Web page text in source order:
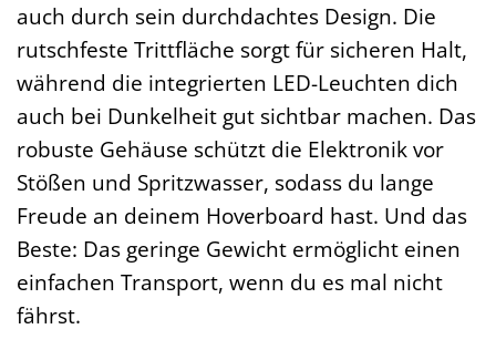
auch durch sein durchdachtes Design. Die
rutschfeste Trittfläche sorgt für sicheren Halt,
während die integrierten LED-Leuchten dich
auch bei Dunkelheit gut sichtbar machen. Das
robuste Gehäuse schützt die Elektronik vor
Stößen und Spritzwasser, sodass du lange
Freude an deinem Hoverboard hast. Und das
Beste: Das geringe Gewicht ermöglicht einen
einfachen Transport, wenn du es mal nicht
fährst.